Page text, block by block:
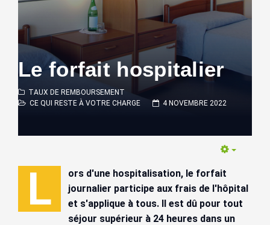
Le forfait hospitalier
TAUX DE REMBOURSEMENT
CE QUI RESTE À VOTRE CHARGE
4 NOVEMBRE 2022
L
ors d'une hospitalisation, le forfait
journalier participe aux frais de l'hôpital
et s'applique à tous. Il est dû pour tout
séjour supérieur à 24 heures dans un